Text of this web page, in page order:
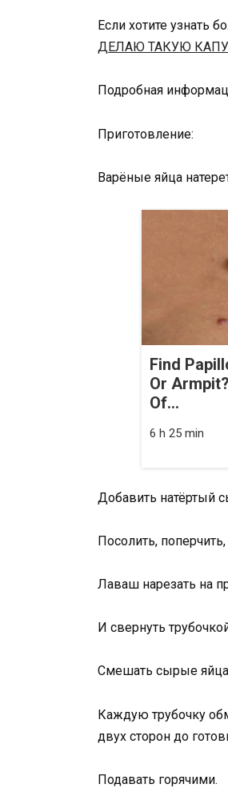
Если хотите узнать
ДЕЛАЮ ТАКУЮ
Подробная
Приготовление:
Варёные яйца
Find
Or
Of...
6 h 25 min
Добавить натёртый
Посолить,
Лаваш нарезать на
И свернуть
Смешать сырые
Каждую трубочку
двух сторон до
Подавать горячими.